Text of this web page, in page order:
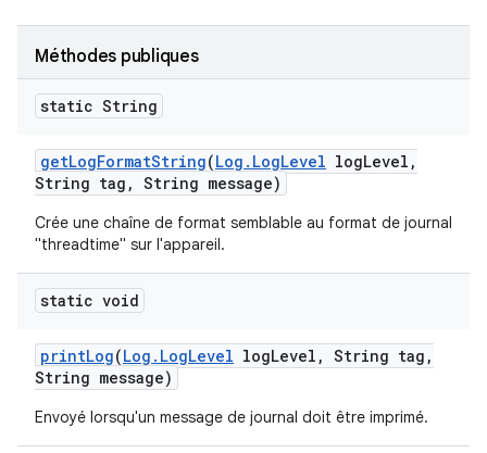
Méthodes publiques
static String
getLogFormatString(Log . LogLevel logLevel ,
String tag , String message)
Crée une chaîne de format semblable au format de journal
"threadtime" sur l'appareil.
static void
printLog(Log . LogLevel logLevel , String tag ,
String message)
Envoyé lorsqu'un message de journal doit être imprimé.